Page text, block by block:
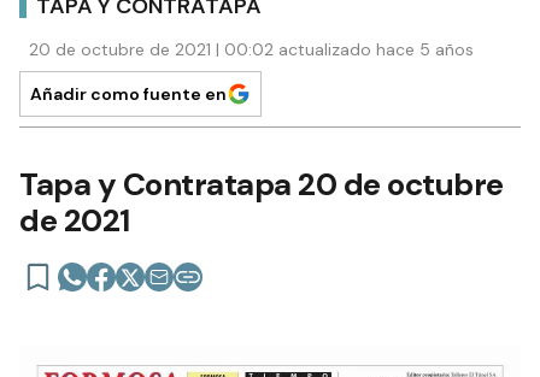
TAPA Y CONTRATAPA
20 de octubre de 2021 | 00:02 actualizado hace 5 años
Añadir como fuente en
Tapa y Contratapa 20 de octubre
de 2021